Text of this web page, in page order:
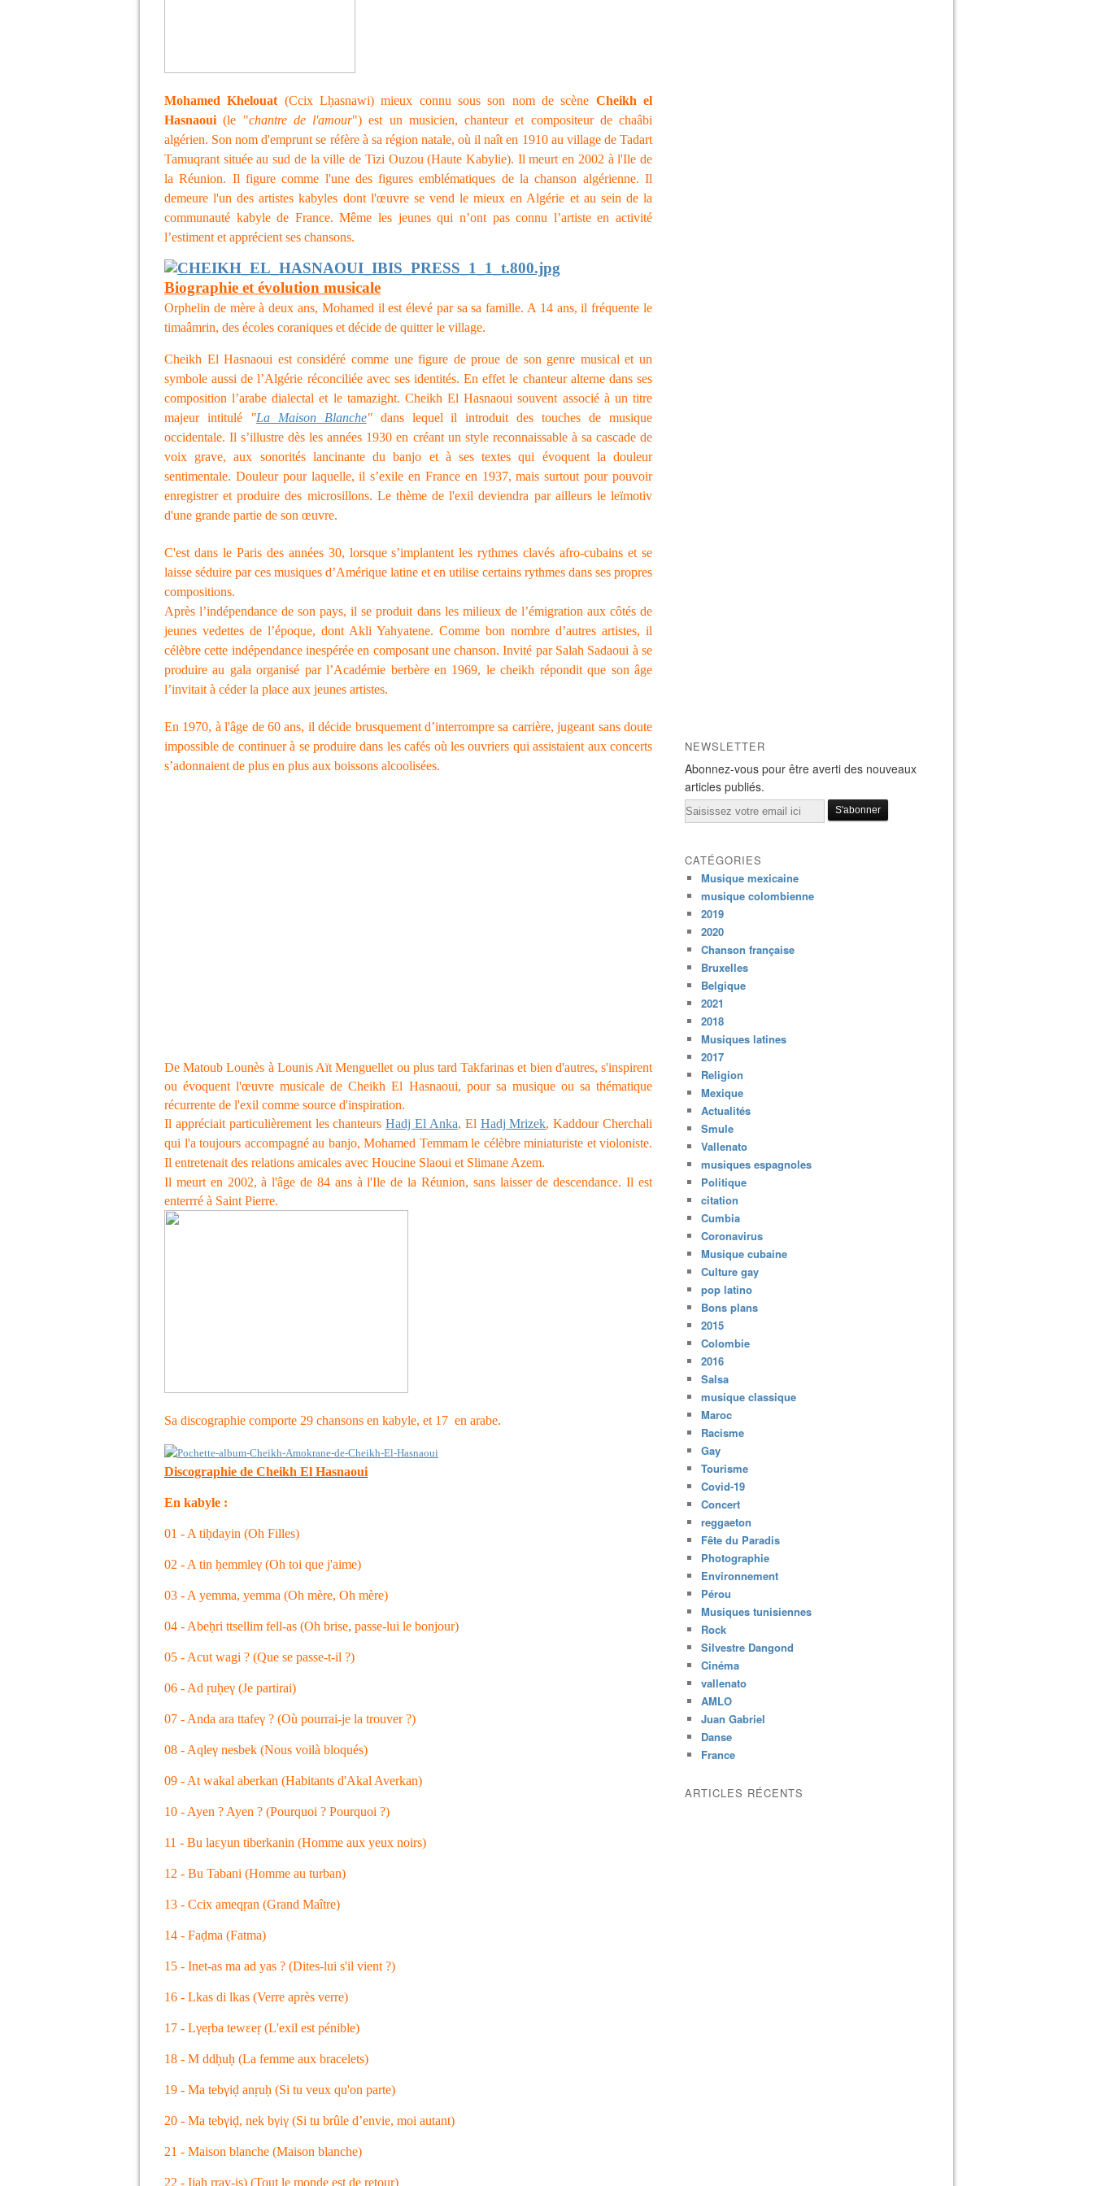
Mohamed Khelouat (Ccix Lḥasnawi) mieux connu sous son nom de scène Cheikh el
Hasnaoui (le "chantre de l'amour") est un musicien, chanteur et compositeur de chaâbi
algérien. Son nom d'emprunt se réfère à sa région natale, où il naît en 1910 au village de Tadart
Tamuqrant située au sud de la ville de Tizi Ouzou (Haute Kabylie). Il meurt en 2002 à l'Ile de
la Réunion. Il figure comme l'une des figures emblématiques de la chanson algérienne. Il
demeure l'un des artistes kabyles dont l'œuvre se vend le mieux en Algérie et au sein de la
communauté kabyle de France. Même les jeunes qui n’ont pas connu l’artiste en activité
l’estiment et apprécient ses chansons.
Biographie et évolution musicale
Orphelin de mère à deux ans, Mohamed il est élevé par sa sa famille. A 14 ans, il fréquente le
timaâmrin, des écoles coraniques et décide de quitter le village.
Cheikh El Hasnaoui est considéré comme une figure de proue de son genre musical et un
symbole aussi de l’Algérie réconciliée avec ses identités. En effet le chanteur alterne dans ses
composition l’arabe dialectal et le tamazight. Cheikh El Hasnaoui souvent associé à un titre
majeur intitulé
"La Maison Blanche"dans lequel il introduit des touches de musique
occidentale. Il s’illustre dès les années 1930 en créant un style reconnaissable à sa cascade de
voix grave, aux sonorités lancinante du banjo et à ses textes qui évoquent la douleur
sentimentale. Douleur pour laquelle, il s’exile en France en 1937, mais surtout pour pouvoir
enregistrer et produire des microsillons. Le thème de l'exil deviendra par ailleurs le leïmotiv
d'une grande partie de son œuvre.
C'est dans le Paris des années 30, lorsque s’implantent les rythmes clavés afro-cubains et se
laisse séduire par ces musiques d’Amérique latine et en utilise certains rythmes dans ses propres
compositions.
Après l’indépendance de son pays, il se produit dans les milieux de l’émigration aux côtés de
jeunes vedettes de l’époque, dont Akli Yahyatene. Comme bon nombre d’autres artistes, il
célèbre cette indépendance inespérée en composant une chanson. Invité par Salah Sadaoui à se
produire au gala organisé par l’Académie berbère en 1969, le cheikh répondit que son âge
l’invitait à céder la place aux jeunes artistes.
En 1970, à l'âge de 60 ans, il décide brusquement d’interrompre sa carrière, jugeant sans doute
impossible de continuer à se produire dans les cafés où les ouvriers qui assistaient aux concerts
s’adonnaient de plus en plus aux boissons alcoolisées.
De Matoub Lounès à Lounis Aït Menguellet ou plus tard Takfarinas et bien d'autres, s'inspirent
ou évoquent l'œuvre musicale de Cheikh El Hasnaoui, pour sa musique ou sa thématique
récurrente de l'exil comme source d'inspiration.
Il appréciait particulièrement les chanteursHadj El Anka, El Hadj Mrizek, Kaddour Cherchali
qui l'a toujours accompagné au banjo, Mohamed Temmam le célèbre miniaturiste et violoniste.
Il entretenait des relations amicales avec Houcine Slaoui et Slimane Azem.
Il meurt en 2002, à l'âge de 84 ans à l'Ile de la Réunion, sans laisser de descendance. Il est
enterrré à Saint Pierre.
Sa discographie comporte 29 chansons en kabyle, et 17 en arabe.
Discographie de Cheikh El Hasnaoui
En kabyle :
01 - A tiḥdayin (Oh Filles)
02 - A tin ḥemmleγ (Oh toi que j'aime)
03 - A yemma, yemma (Oh mère, Oh mère)
04 - Abeḥri ttsellim fell-as (Oh brise, passe-lui le bonjour)
05 - Acut wagi ? (Que se passe-t-il ?)
06 - Ad ṛuḥeγ (Je partirai)
07 - Anda ara ttafeγ ? (Où pourrai-je la trouver ?)
08 - Aqleγ nesbek (Nous voilà bloqués)
09 - At wakal aberkan (Habitants d'Akal Averkan)
10 - Ayen ? Ayen ? (Pourquoi ? Pourquoi ?)
11 - Bu laεyun tiberkanin (Homme aux yeux noirs)
12 - Bu Tabani (Homme au turban)
13 - Ccix ameqṛan (Grand Maître)
14 - Faḍma (Fatma)
15 - Inet-as ma ad yas ? (Dites-lui s'il vient ?)
16 - Lkas di lkas (Verre après verre)
17 - Lγeṛba tewεeṛ (L'exil est pénible)
18 - M ddḥuḥ (La femme aux bracelets)
19 - Ma tebγiḍ anṛuḥ (Si tu veux qu'on parte)
20 - Ma tebγiḍ, nek bγiγ (Si tu brûle d’envie, moi autant)
21 - Maison blanche (Maison blanche)
22 - Ijaḥ ṛṛay-is) (Tout le monde est de retour)
NEWSLETTER
Abonnez-vous pour être averti des nouveaux
articles publiés.
Email
CATÉGORIES
Musique mexicaine
musique colombienne
2019
2020
Chanson française
Bruxelles
Belgique
2021
2018
Musiques latines
2017
Religion
Mexique
Actualités
Smule
Vallenato
musiques espagnoles
Politique
citation
Cumbia
Coronavirus
Musique cubaine
Culture gay
pop latino
Bons plans
2015
Colombie
2016
Salsa
musique classique
Maroc
Racisme
Gay
Tourisme
Covid-19
Concert
reggaeton
Fête du Paradis
Photographie
Environnement
Pérou
Musiques tunisiennes
Rock
Silvestre Dangond
Cinéma
vallenato
AMLO
Juan Gabriel
Danse
France
ARTICLES RÉCENTS